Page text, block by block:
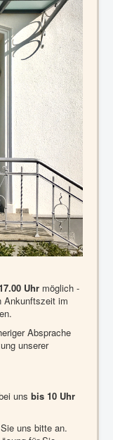
Uhr möglich -
Ankunftszeit im
Absprache
unserer
uns bis 10 Uhr
uns bitte an.